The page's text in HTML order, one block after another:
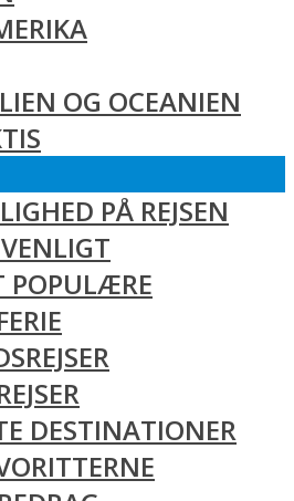
OG OCEANIEN
PÅ REJSEN
POPULÆRE
DESTINATIONER